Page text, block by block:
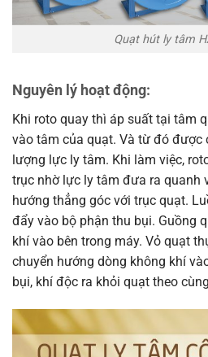
Quạt hút ly tâm
Nguyên lý hoạt động:
Khi roto quay thì áp suất tại tâm
vào tâm của quạt. Và từ đó được
lượng lực ly tâm. Khi làm việc,
trục nhờ lực ly tâm đưa ra quanh
hướng thẳng góc với trục quạt.
đẩy vào bộ phận thu bụi. Guồng
khí vào bên trong máy. Vỏ quạt
chuyển hướng dòng không khí
bụi, khí độc ra khỏi quạt theo